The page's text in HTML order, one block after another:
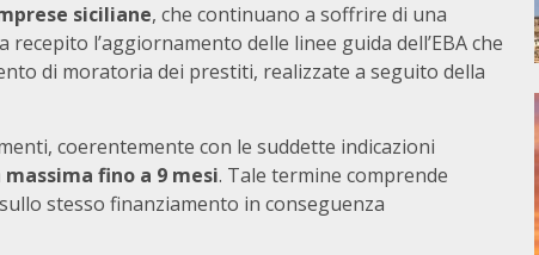
siciliane, che continuano a soffrire di una
recepito l’aggiornamento delle linee guida dell’EBA che
di moratoria dei prestiti, realizzate a seguito della
coerentemente con le suddette indicazioni
fino a 9 mesi. Tale termine comprende
stesso finanziamento in conseguenza